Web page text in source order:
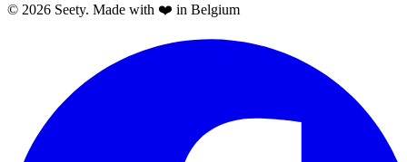
© 2026 Seety. Made with ❤️ in Belgium